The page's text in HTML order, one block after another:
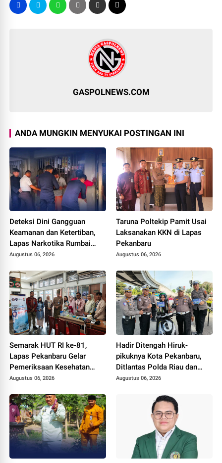
GASPOLNEWS.COM
ANDA MUNGKIN MENYUKAI POSTINGAN INI
Deteksi Dini Gangguan
Keamanan dan Ketertiban,
Lapas Narkotika Rumbai
Gelar Razia Rutin Blok
Augustus 06, 2026
Taruna Poltekip Pamit Usai
Laksanakan KKN di Lapas
Pekanbaru
Augustus 06, 2026
Semarak HUT RI ke-81,
Lapas Pekanbaru Gelar
Pemeriksaan Kesehatan
Gratis untuk Warga Binaan
Augustus 06, 2026
Hadir Ditengah Hiruk-
pikuknya Kota Pekanbaru,
Ditlantas Polda Riau dan
Polantas KARIB Kobarkan
Nasionalisme dan Green
Policing Jelang HUT RI Ke-
Augustus 06, 2026